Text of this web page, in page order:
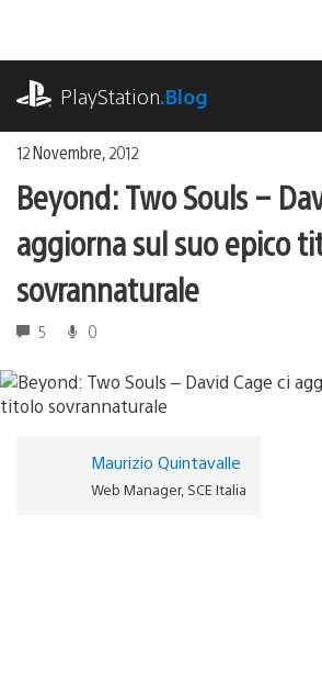
contenuto
PlayStation.Blog
12 Novembre, 2012
Beyond: Two Souls –
aggiorna sul suo epico
sovrannaturale
5 0
Maurizio Quintavalle
Web Manager, SCE Italia